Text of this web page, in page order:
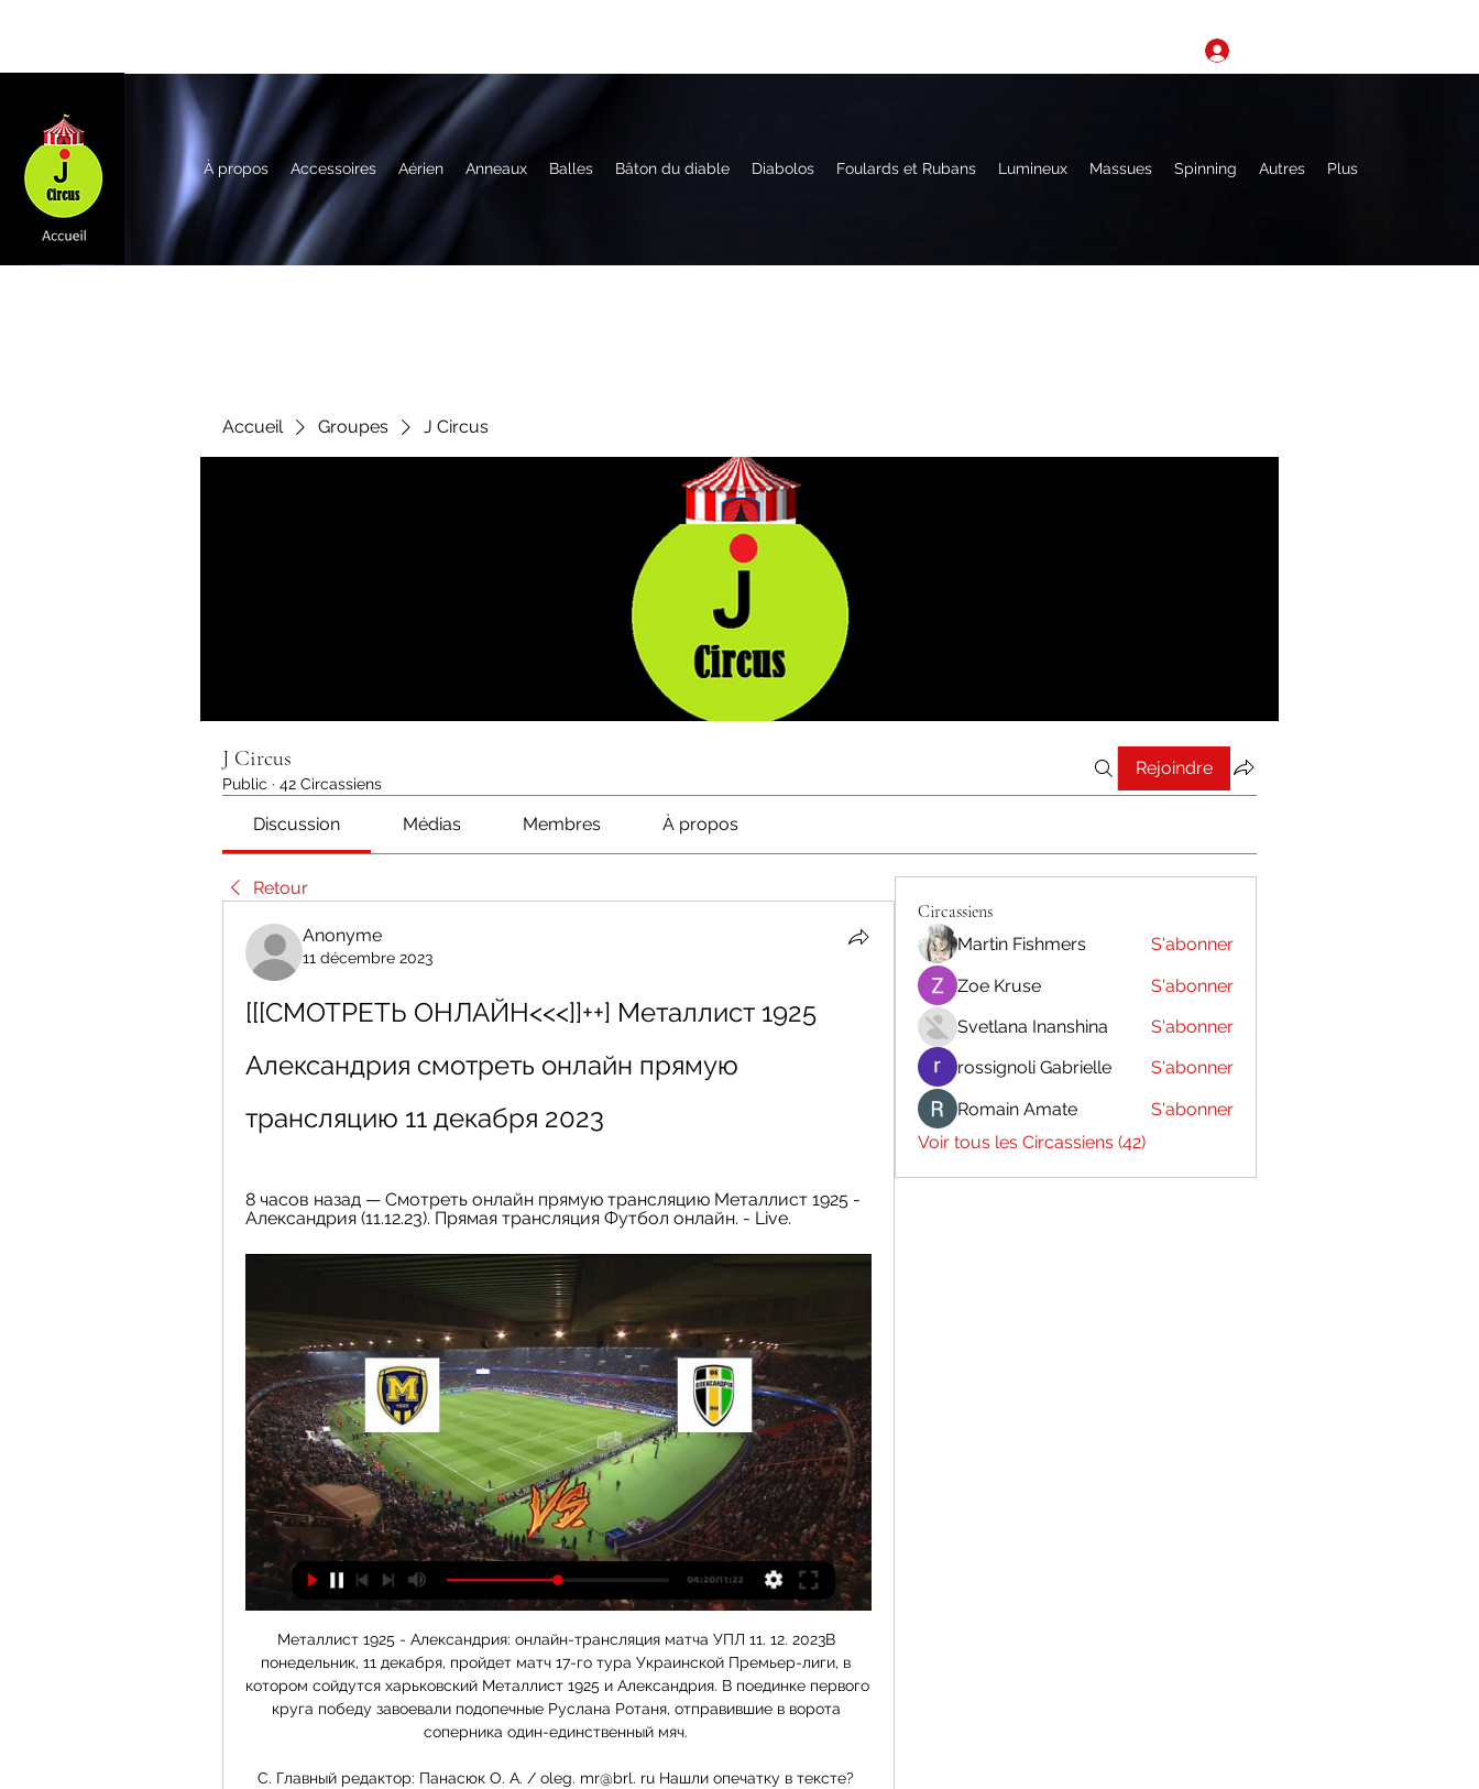
À propos Accessoires Aérien Anneaux Balles Bâton du diable Diabolos Foulards et Rubans Lumineux Massues Spinning Autres Plus
Accueil Groupes J Circus
J Circus
Public · 42 Circassiens
Rejoindre
Discussion Médias Membres À propos
Retour
Anonyme
11 décembre 2023
[[[СМОТРЕТЬ ОНЛАЙН<<<]]++] Металлист 1925
Александрия смотреть онлайн прямую
трансляцию 11 декабря 2023
8 часов назад — Смотреть онлайн прямую трансляцию Металлист 1925 -
Александрия (11.12.23). Прямая трансляция Футбол онлайн. - Live.
Металлист 1925 - Александрия: онлайн-трансляция матча УПЛ 11. 12. 2023В
понедельник, 11 декабря, пройдет матч 17-го тура Украинской Премьер-лиги, в
котором сойдутся харьковский Металлист 1925 и Александрия. В поединке первого
круга победу завоевали подопечные Руслана Ротаня, отправившие в ворота
соперника один-единственный мяч.
С. Главный редактор: Панасюк О. А. / oleg. mr@brl. ru Нашли опечатку в тексте?
Circassiens
Martin Fishmers
S'abonner
Zoe Kruse
S'abonner
Svetlana Inanshina
S'abonner
rossignoli Gabrielle
S'abonner
Romain Amate
S'abonner
Voir tous les Circassiens (42)